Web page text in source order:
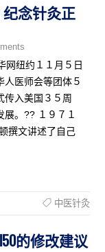
纪念针灸正
网纽约１１月５日
人医师会等团体５
传入美国３５周
。?? １９７１
撰文讲述了自己
中医针灸
的修改建议